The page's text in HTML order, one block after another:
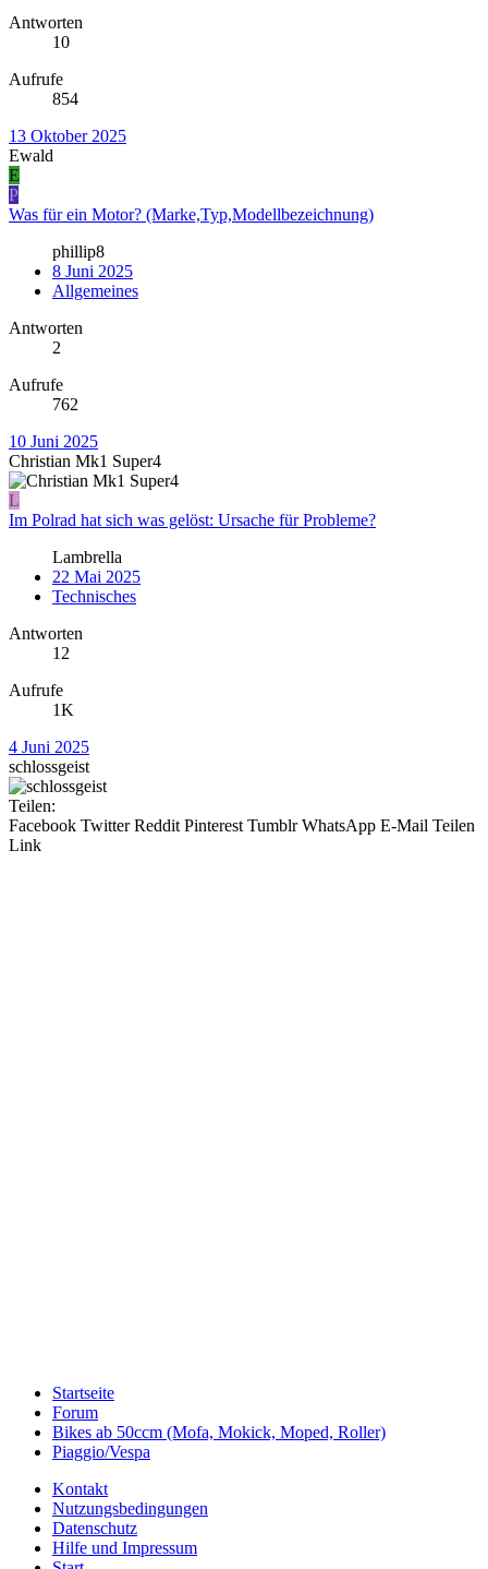
Antworten
10
Aufrufe
854
13 Oktober 2025
Ewald
E
P
Was für ein Motor? (Marke,Typ,Modellbezeichnung)
phillip8
8 Juni 2025
Allgemeines
Antworten
2
Aufrufe
762
10 Juni 2025
Christian Mk1 Super4
L
Im Polrad hat sich was gelöst: Ursache für Probleme?
Lambrella
22 Mai 2025
Technisches
Antworten
12
Aufrufe
1K
4 Juni 2025
schlossgeist
Teilen:
Facebook Twitter Reddit Pinterest Tumblr WhatsApp E-Mail Teilen
Link
Startseite
Forum
Bikes ab 50ccm (Mofa, Mokick, Moped, Roller)
Piaggio/Vespa
Kontakt
Nutzungsbedingungen
Datenschutz
Hilfe und Impressum